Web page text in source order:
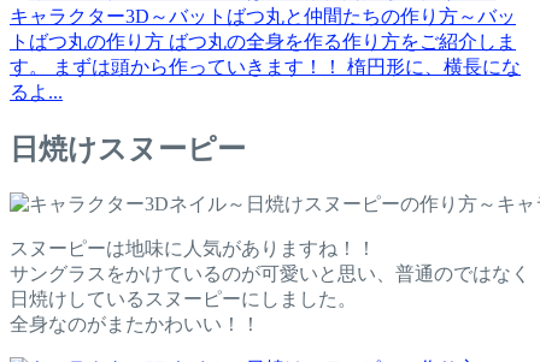
キャラクター3D～バットばつ丸と仲間たちの作り方～バッ
トばつ丸の作り方 ばつ丸の全身を作る作り方をご紹介しま
す。 まずは頭から作っていきます！！ 楕円形に、横長にな
るよ...
日焼けスヌーピー
キ
スヌーピーは地味に人気がありますね！！
サングラスをかけているのが可愛いと思い、普通のではなく
日焼けしているスヌーピーにしました。
全身なのがまたかわいい！！